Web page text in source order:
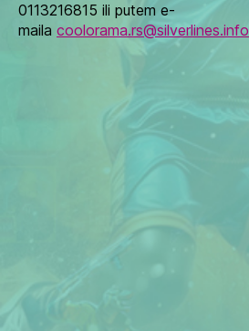
0113216815 ili putem e-
maila coolorama.rs@silverlines.info